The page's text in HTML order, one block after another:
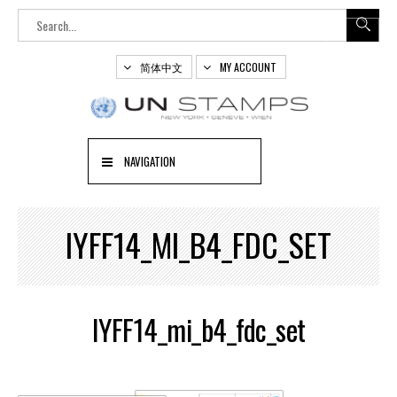
简体中文 MY ACCOUNT
NAVIGATION
IYFF14_MI_B4_FDC_SET
IYFF14_mi_b4_fdc_set